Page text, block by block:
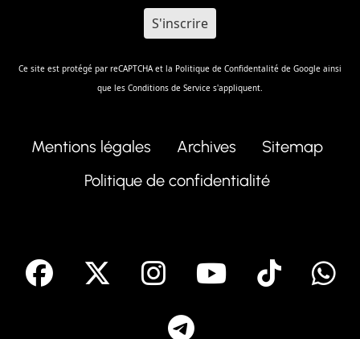
Ce site est protégé par reCAPTCHA et la Politique de Confidentalité de Google ainsi
que les Conditions de Service s'appliquent.
Mentions légales Archives
Sitemap
Politique de confidentialité
facebook Instagram
Youtube
Tik